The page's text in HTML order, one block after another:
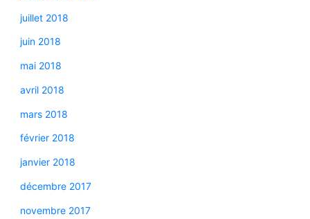
juillet 2018
juin 2018
mai 2018
avril 2018
mars 2018
février 2018
janvier 2018
décembre 2017
novembre 2017